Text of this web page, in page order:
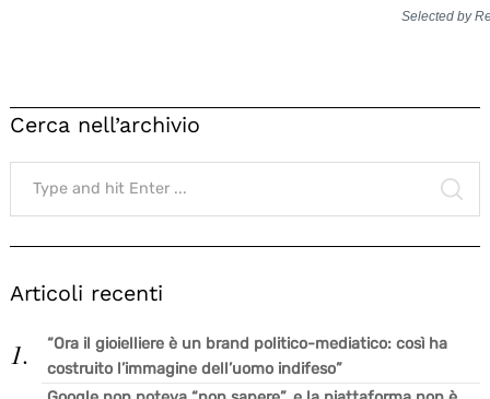
Selected by
Cerca nell’archivio
Search
for:
Articoli recenti
“Ora il gioielliere è un brand politico-mediatico: così ha
costruito l’immagine dell’uomo indifeso”